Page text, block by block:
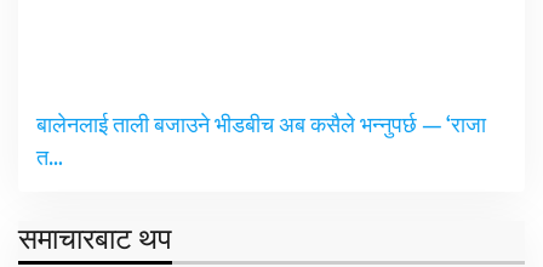
बालेनलाई ताली बजाउने भीडबीच अब कसैले भन्नुपर्छ — ‘राजा
त…
समाचारबाट थप